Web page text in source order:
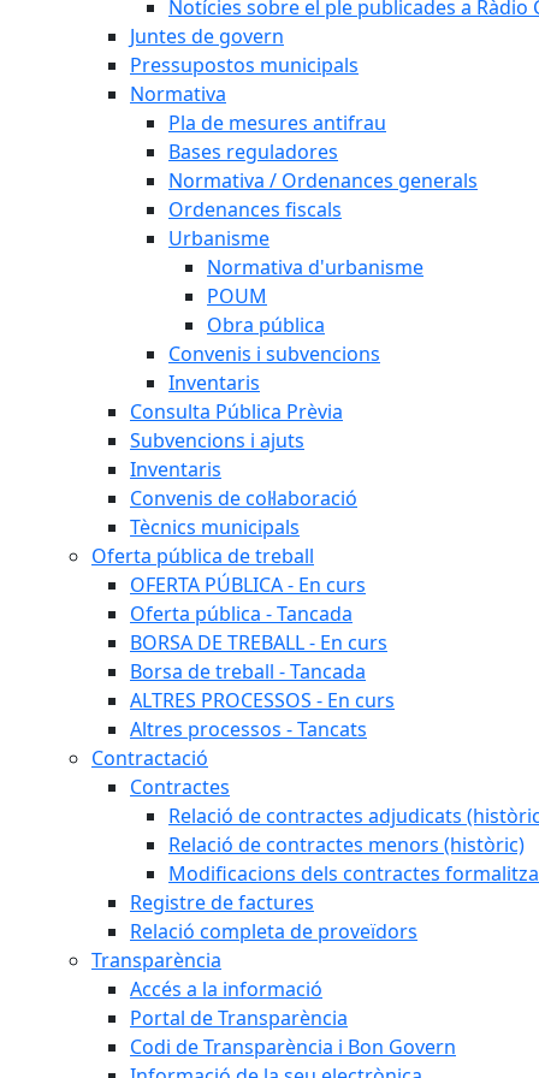
Notícies sobre el ple publicades a Ràdio
Juntes de govern
Pressupostos municipals
Normativa
Pla de mesures antifrau
Bases reguladores
Normativa / Ordenances generals
Ordenances fiscals
Urbanisme
Normativa d'urbanisme
POUM
Obra pública
Convenis i subvencions
Inventaris
Consulta Pública Prèvia
Subvencions i ajuts
Inventaris
Convenis de col·laboració
Tècnics municipals
Oferta pública de treball
OFERTA PÚBLICA - En curs
Oferta pública - Tancada
BORSA DE TREBALL - En curs
Borsa de treball - Tancada
ALTRES PROCESSOS - En curs
Altres processos - Tancats
Contractació
Contractes
Relació de contractes adjudicats
Relació de contractes menors (històric)
Modificacions dels contractes
Registre de factures
Relació completa de proveïdors
Transparència
Accés a la informació
Portal de Transparència
Codi de Transparència i Bon Govern